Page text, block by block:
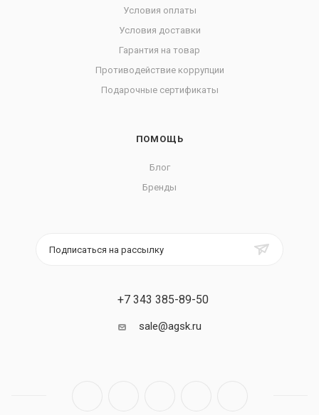
Условия оплаты
Условия доставки
Гарантия на товар
Противодействие коррупции
Подарочные сертификаты
ПОМОЩЬ
Блог
Бренды
Подписаться на рассылку
+7 343 385-89-50
sale@agsk.ru